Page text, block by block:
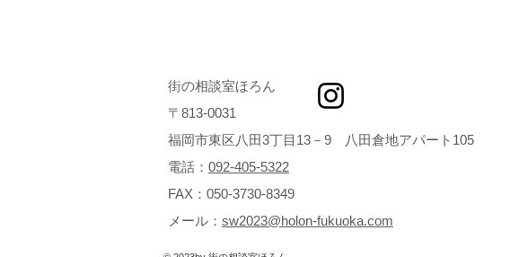
街の相談室ほろん
〒813‐0031
福岡市東区八田3丁目13－9 八田倉地アパート105
電話： 092-405-5322
FAX：050-3730-8349
メール： sw2023@holon-fukuoka.com